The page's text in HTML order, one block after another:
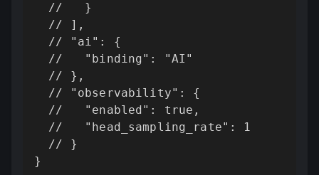
  //   }
  // ],
  // "ai": {
  //   "binding": "AI"
  // },
  // "observability": {
  //   "enabled": true,
  //   "head_sampling_rate": 1
  // }
}